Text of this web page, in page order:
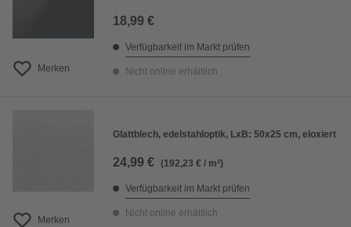
Merken
18,99 €
Verfügbarkeit im Markt prüfen
Nicht online erhältlich
Merken
Glattblech, edelstahloptik, LxB: 50x25 cm, eloxiert
24,99 € (192,23 € / m²)
Verfügbarkeit im Markt prüfen
Nicht online erhältlich